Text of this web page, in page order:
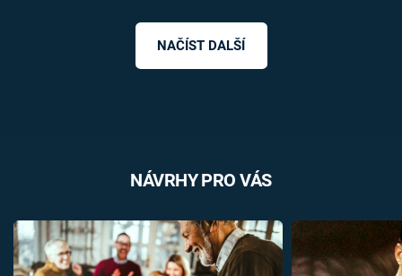
NAČÍST DALŠÍ
NÁVRHY PRO VÁS